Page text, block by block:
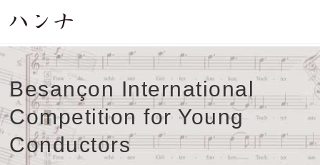
Besançon International
Competition for Young
Conductors